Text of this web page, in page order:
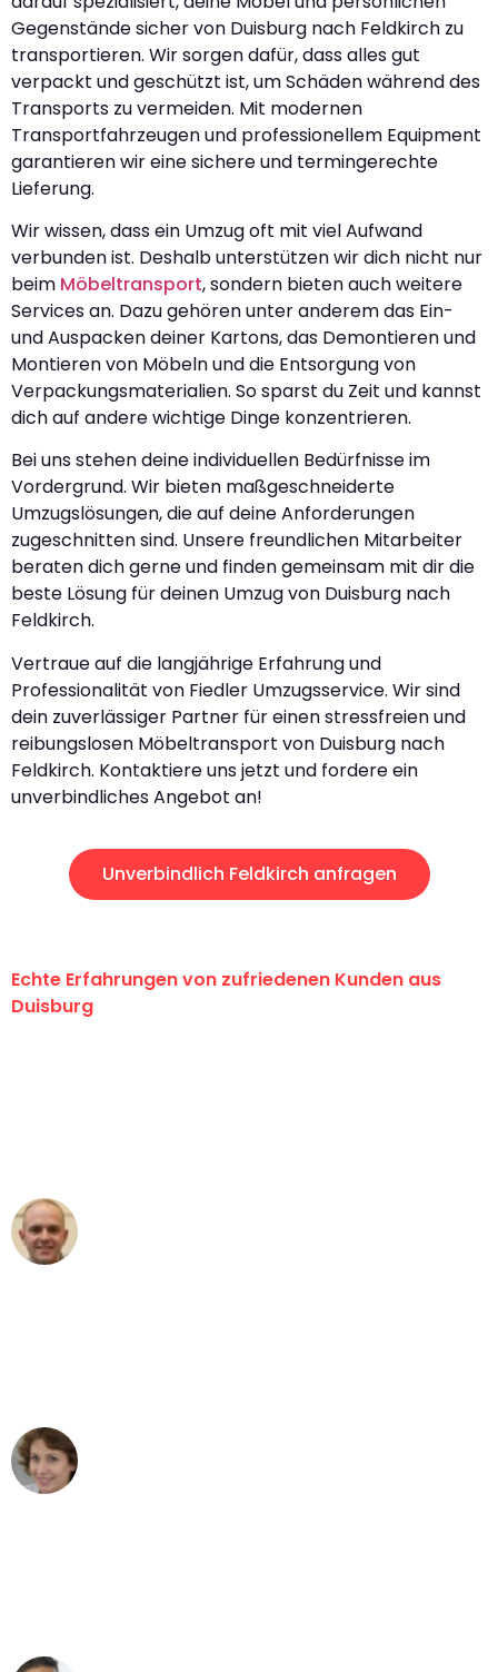
Gegenstände sicher von Duisburg nach Feldkirch zu
transportieren. Wir sorgen dafür, dass alles gut
verpackt und geschützt ist, um Schäden während des
Transports zu vermeiden. Mit modernen
Transportfahrzeugen und professionellem Equipment
garantieren wir eine sichere und termingerechte
Lieferung.
Wir wissen, dass ein Umzug oft mit viel Aufwand
verbunden ist. Deshalb unterstützen wir dich nicht nur
beim Möbeltransport, sondern bieten auch weitere
Services an. Dazu gehören unter anderem das Ein-
und Auspacken deiner Kartons, das Demontieren und
Montieren von Möbeln und die Entsorgung von
Verpackungsmaterialien. So sparst du Zeit und kannst
dich auf andere wichtige Dinge konzentrieren.
Bei uns stehen deine individuellen Bedürfnisse im
Vordergrund. Wir bieten maßgeschneiderte
Umzugslösungen, die auf deine Anforderungen
zugeschnitten sind. Unsere freundlichen Mitarbeiter
beraten dich gerne und finden gemeinsam mit dir die
beste Lösung für deinen Umzug von Duisburg nach
Feldkirch.
Vertraue auf die langjährige Erfahrung und
Professionalität von Fiedler Umzugsservice. Wir sind
dein zuverlässiger Partner für einen stressfreien und
reibungslosen Möbeltransport von Duisburg nach
Feldkirch. Kontaktiere uns jetzt und fordere ein
unverbindliches Angebot an!
Unverbindlich Feldkirch anfragen
Echte Erfahrungen von zufriedenen Kunden aus
Duisburg